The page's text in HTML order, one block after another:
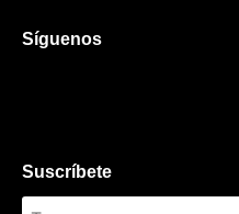
Síguenos
Suscríbete